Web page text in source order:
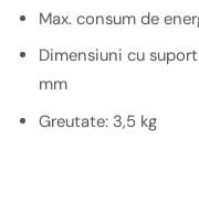
Max. consum de
Dimensiuni cu
mm
Greutate: 3,5 kg